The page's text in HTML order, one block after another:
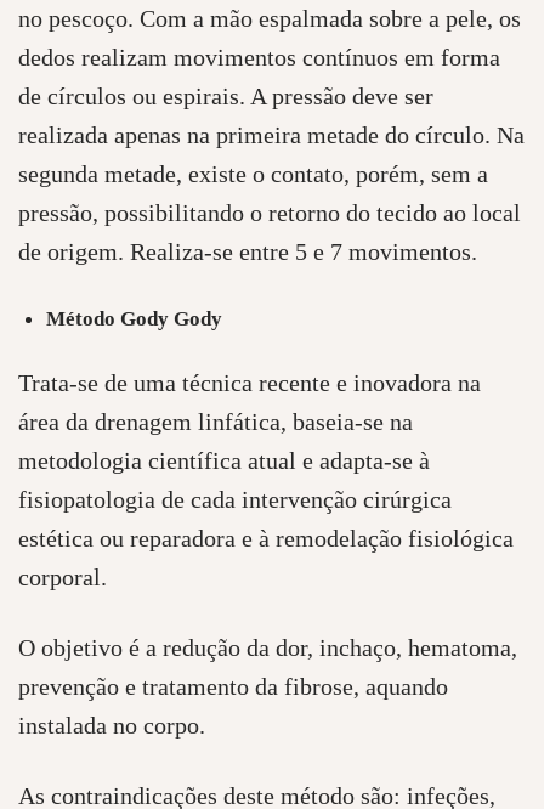
no pescoço. Com a mão espalmada sobre a pele, os
dedos realizam movimentos contínuos em forma
de círculos ou espirais. A pressão deve ser
realizada apenas na primeira metade do círculo. Na
segunda metade, existe o contato, porém, sem a
pressão, possibilitando o retorno do tecido ao local
de origem. Realiza-se entre 5 e 7 movimentos.
Método Gody Gody
Trata-se de uma técnica recente e inovadora na
área da drenagem linfática, baseia-se na
metodologia científica atual e adapta-se à
fisiopatologia de cada intervenção cirúrgica
estética ou reparadora e à remodelação fisiológica
corporal.
O objetivo é a redução da dor, inchaço, hematoma,
prevenção e tratamento da fibrose, aquando
instalada no corpo.
As contraindicações deste método são: infeções,